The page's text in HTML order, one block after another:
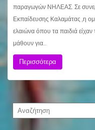
παραγωγών ΝΗΛΕΑΣ. Σε
Εκπαίδευσης Καλαμάτας ,η
ελαιώνα όπου τα παιδιά
μάθουν για…
Περισσότερα